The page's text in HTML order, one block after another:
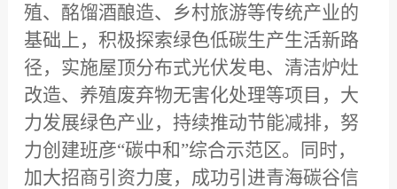
殖、酩馏酒酿造、乡村旅游等传统产业的
基础上，积极探索绿色低碳生产生活新路
径，实施屋顶分布式光伏发电、清洁炉灶
改造、养殖废弃物无害化处理等项目，大
力发展绿色产业，持续推动节能减排，努
力创建班彦“碳中和”综合示范区。同时，
加大招商引资力度，成功引进青海碳谷信